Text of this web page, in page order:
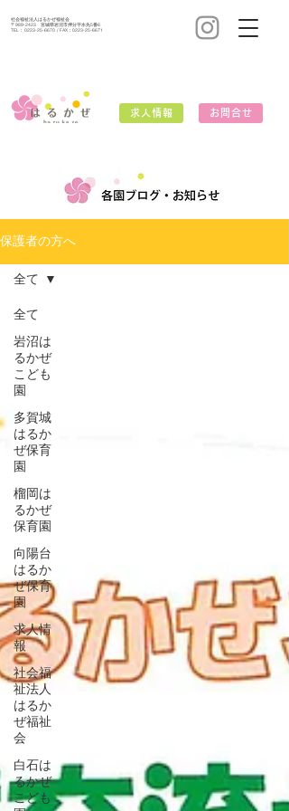
社会福祉法人はるかぜ福祉会
〒989-2423 宮城県岩沼市押分字水先5番6
TEL： 0223-25-6670 / FAX：0223-25-6671
求人情報 お問合せ
保護者の方へ
全て
岩沼は
るかぜ
こども
園
多賀城
はるか
ぜ保育
園
榴岡は
るかぜ
保育園
向陽台
はるか
ぜ保育
園
求人情
報
社会福
祉法人
はるか
ぜ福祉
会
白石は
るかぜ
こども
全て